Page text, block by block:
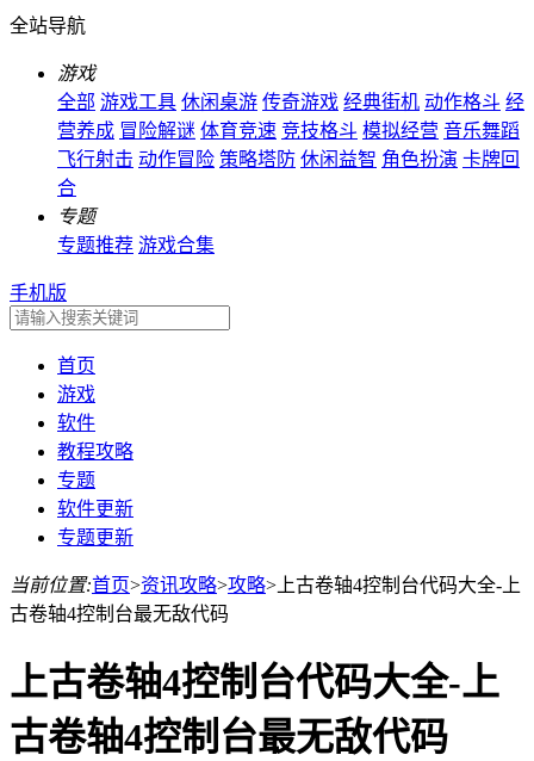
全站导航
游戏
全部 游戏工具 休闲桌游 传奇游戏 经典街机 动作格斗 经
营养成 冒险解谜 体育竞速 竞技格斗 模拟经营 音乐舞蹈
飞行射击 动作冒险 策略塔防 休闲益智 角色扮演 卡牌回
合
专题
专题推荐 游戏合集
手机版
首页
游戏
软件
教程攻略
专题
软件更新
专题更新
当前位置:首页>资讯攻略>攻略> 上古卷轴4控制台代码大全-上
古卷轴4控制台最无敌代码
上古卷轴4控制台代码大全-上
古卷轴4控制台最无敌代码